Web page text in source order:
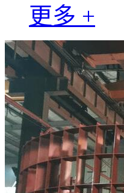
更多 +